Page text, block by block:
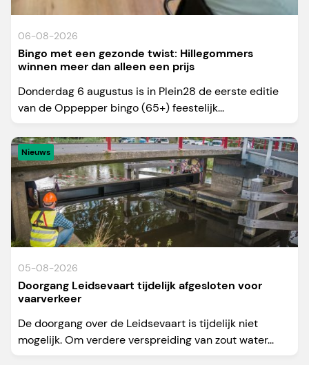
06-08-2026
Bingo met een gezonde twist: Hillegommers
winnen meer dan alleen een prijs
Donderdag 6 augustus is in Plein28 de eerste editie
van de Oppepper bingo (65+) feestelijk...
Nieuws
05-08-2026
Doorgang Leidsevaart tijdelijk afgesloten voor
vaarverkeer
De doorgang over de Leidsevaart is tijdelijk niet
mogelijk. Om verdere verspreiding van zout water...